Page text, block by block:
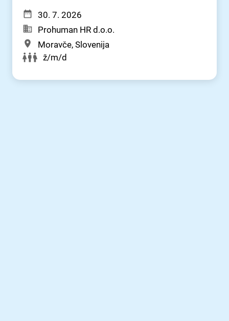
30. 7. 2026
Prohuman HR d.o.o.
Moravče, Slovenija
ž/m/d